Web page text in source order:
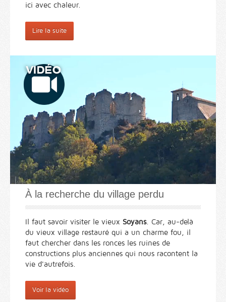
ici avec chaleur.
Lire la suite
À la recherche du village perdu
Il faut savoir visiter le vieux Soyans. Car, au-delà
du vieux village restauré qui a un charme fou, il
faut chercher dans les ronces les ruines de
constructions plus anciennes qui nous racontent la
vie d'autrefois.
Voir la vidéo